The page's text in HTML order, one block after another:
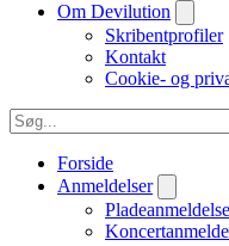
Om Devilution
Skribentprofiler
Kontakt
Cookie- og
Forside
Anmeldelser